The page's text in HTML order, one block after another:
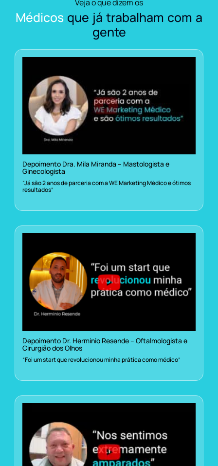
Veja o que dizem os
Médicos que já trabalham com a
gente
Depoimento Dra. Mila Miranda – Mastologista e
Ginecologista
“Já são 2 anos de parceria com a WE Marketing Médico e ótimos
resultados”
Depoimento Dr. Herminio Resende – Oftalmologista e
Cirurgião dos Olhos
“Foi um start que revolucionou minha prática como médico”